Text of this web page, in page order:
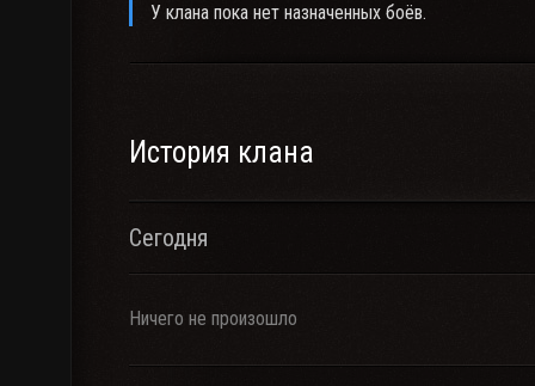
У клана пока нет назначенных боёв.
История клана
Сегодня
Ничего не произошло